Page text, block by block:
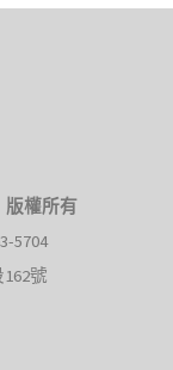
版權所有
5704
號